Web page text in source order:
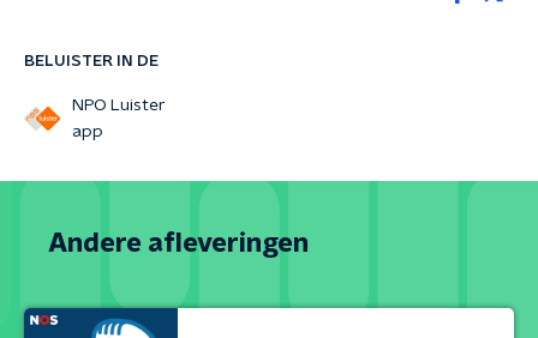
BELUISTER IN DE
NPO Luister
app
Andere afleveringen